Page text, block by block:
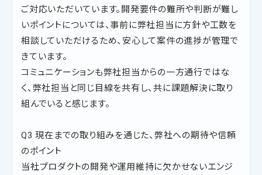
ご対応いただいています。開発要件の難所や判断が難し
いポイントについては、事前に弊社担当に方針や工数を
相談していただけるため、安心して案件の進捗が管理で
きています。
コミュニケーションも弊社担当からの一方通行ではな
く、弊社担当と同じ目線を共有し、共に課題解決に取り
組んでいると感じます。
Q3 現在までの取り組みを通じた、弊社への期待や信頼
のポイント
当社プロダクトの開発や運用維持に欠かせないエンジ